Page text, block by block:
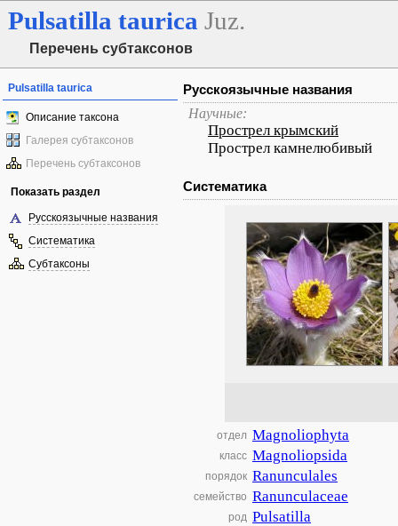
Pulsatilla taurica Juz.
Перечень субтаксонов
Pulsatilla taurica
Описание таксона
Галерея субтаксонов
Перечень субтаксонов
Показать раздел
Русскоязычные названия
Систематика
Субтаксоны
Русскоязычные названия
Научные:
Прострел крымский
Прострел камнелюбивый
Систематика
отдел Magnoliophyta
класс Magnoliopsida
порядок Ranunculales
семейство Ranunculaceae
род Pulsatilla